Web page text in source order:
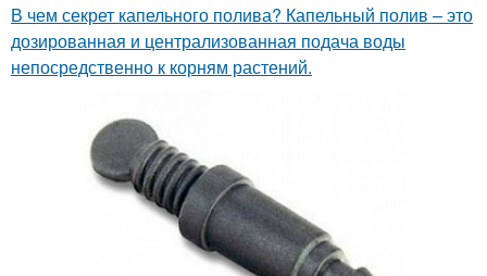
В чем секрет капельного полива? Капельный полив – это
дозированная и централизованная подача воды
непосредственно к корням растений.